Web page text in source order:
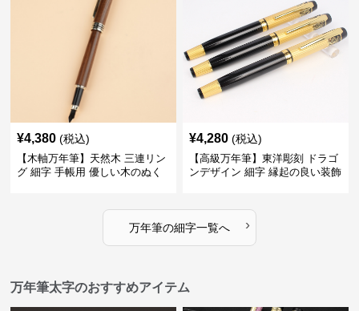
¥4,380 (税込)
【木軸万年筆】天然木 三連リン
グ 細字 手帳用 優しい木のぬく
¥4,280 (税込)
【高級万年筆】東洋彫刻 ドラゴ
ンデザイン 細字 縁起の良い装飾
万年筆の細字一覧へ ›
万年筆太字のおすすめアイテム